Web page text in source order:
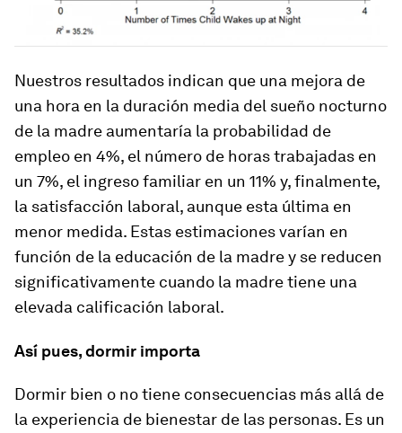
Nuestros resultados indican que una mejora de
una hora en la duración media del sueño nocturno
de la madre aumentaría la probabilidad de
empleo en 4%, el número de horas trabajadas en
un 7%, el ingreso familiar en un 11% y, finalmente,
la satisfacción laboral, aunque esta última en
menor medida. Estas estimaciones varían en
función de la educación de la madre y se reducen
significativamente cuando la madre tiene una
elevada calificación laboral.
Así pues, dormir importa
Dormir bien o no tiene consecuencias más allá de
la experiencia de bienestar de las personas. Es un